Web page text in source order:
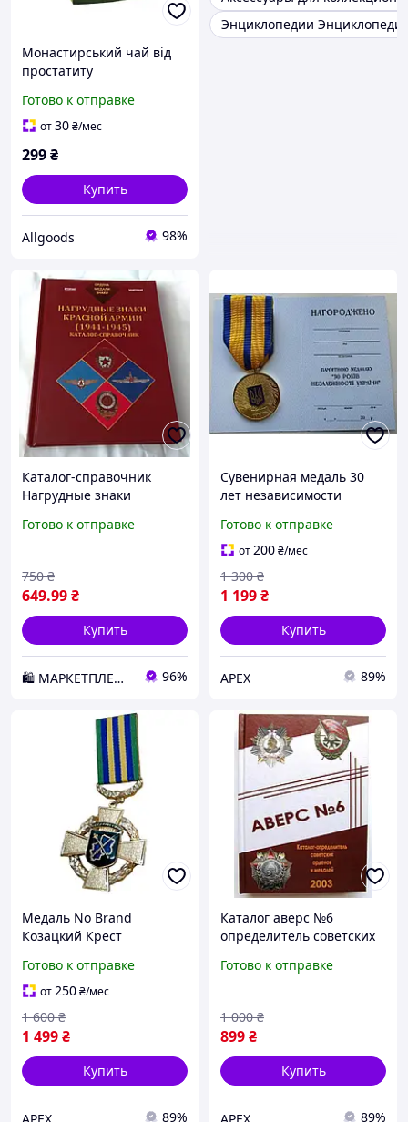
Монастирський чай від
простатиту
Готово к отправке
от30₴/мес
299₴
Купить
Allgoods 98%
Энциклопедии
Каталог-справочник
Нагрудные знаки
1945гг. No Brandrva
Готово к отправке
649.99₴
750 ₴
Купить
🛍️ МАРКЕТПЛЕЙС DMD 96%
Сувенирная медаль 30
лет независимости
Тип 3 Mine (hub_i5qzzu)
Готово к отправке
от200₴/мес
1 199₴
1 300 ₴
Купить
APEX 89%
Медаль No Brand
Козацкий Крест
степени с бланком
50х53х1,5 мм Золотистый
(hub_bckqub)
Готово к отправке
от250₴/мес
1 499₴
1 600 ₴
Купить
APEX 89%
Каталог аверс №6
определитель советских
Brand Кривцов В.Д. 2003
Готово к отправке
899₴
1 000 ₴
Купить
APEX 89%